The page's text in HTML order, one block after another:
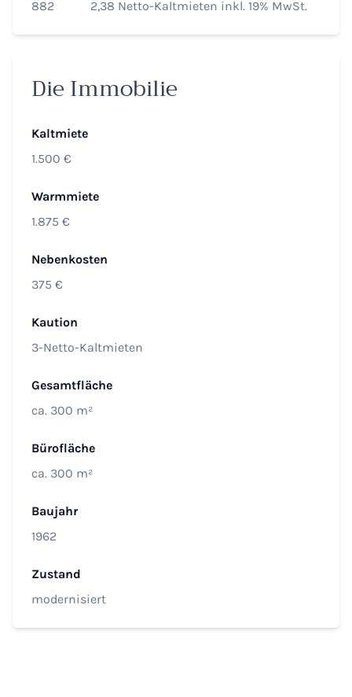
882
2,38 Netto-Kaltmieten inkl. 19% MwSt.
Die Immobilie
Kaltmiete
1.500 €
Warmmiete
1.875 €
Nebenkosten
375 €
Kaution
3-Netto-Kaltmieten
Gesamtfläche
ca. 300 m²
Bürofläche
ca. 300 m²
Baujahr
1962
Zustand
modernisiert